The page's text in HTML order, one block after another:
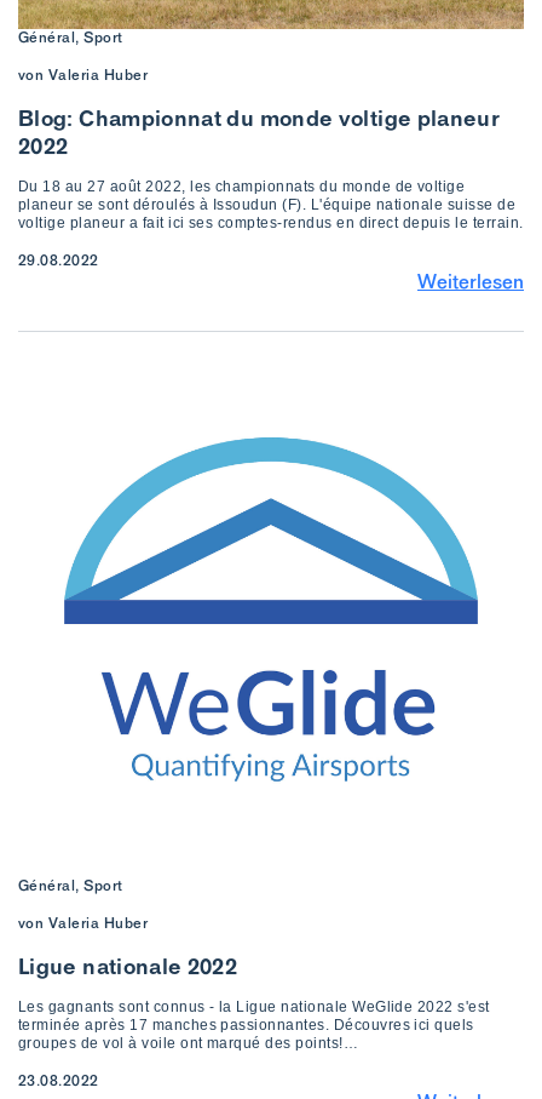
Général, Sport
von Valeria Huber
Blog: Championnat du monde voltige planeur
2022
Du 18 au 27 août 2022, les championnats du monde de voltige
planeur se sont déroulés à Issoudun (F). L'équipe nationale suisse de
voltige planeur a fait ici ses comptes-rendus en direct depuis le terrain.
29.08.2022
Weiterlesen
Général, Sport
von Valeria Huber
Ligue nationale 2022
Les gagnants sont connus - la Ligue nationale WeGlide 2022 s'est
terminée après 17 manches passionnantes. Découvres ici quels
groupes de vol à voile ont marqué des points!…
23.08.2022